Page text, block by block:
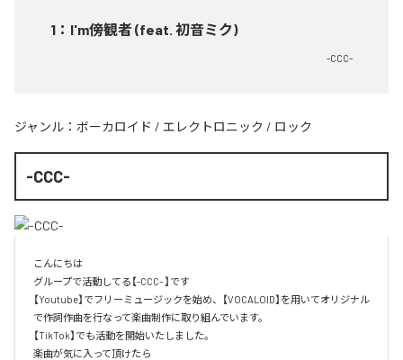
1 ： I'm傍観者 (feat. 初音ミク)
-CCC-
ジャンル： ボーカロイド / エレクトロニック / ロック
-CCC-
こんにちは
グループで活動してる【-CCC- 】です
【Youtube】でフリーミュージックを始め、【VOCALOID】を用いてオリジナル
で作詞作曲を行なって楽曲制作に取り組んでいます。
【TikTok】でも活動を開始いたしました。
楽曲が気に入って頂けたら